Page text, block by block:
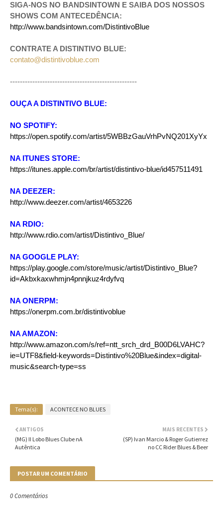
SIGA-NOS NO BANDSINTOWN E SAIBA DOS NOSSOS
SHOWS COM ANTECEDÊNCIA:
http://www.bandsintown.com/DistintivoBlue
CONTRATE A DISTINTIVO BLUE:
contato@distintivoblue.com
---------------------------------------------------
OUÇA A DISTINTIVO BLUE:
NO SPOTIFY:
https://open.spotify.com/artist/5WBBzGauVrhPvNQ201XyYx
NA ITUNES STORE:
https://itunes.apple.com/br/artist/distintivo-blue/id457511491
NA DEEZER:
http://www.deezer.com/artist/4653226
NA RDIO:
http://www.rdio.com/artist/Distintivo_Blue/
NA GOOGLE PLAY:
https://play.google.com/store/music/artist/Distintivo_Blue?
id=Akbxkaxwhmjn4pnnjkuz4rdyfvq
NA ONERPM:
https://onerpm.com.br/distintivoblue
NA AMAZON:
http://www.amazon.com/s/ref=ntt_srch_drd_B00D6LVAHC?
ie=UTF8&field-keywords=Distintivo%20Blue&index=digital-
music&search-type=ss
Tema(s): ACONTECE NO BLUES
MAIS RECENTES
(SP) Ivan Marcio & Roger Gutierrez
no CC Rider Blues & Beer
ANTIGOS
(MG) II Lobo Blues Clube nA
Autêntica
POSTAR UM COMENTÁRIO
0 Comentários